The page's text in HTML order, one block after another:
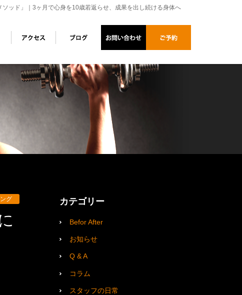
ッド」｜3ヶ月で心身を10歳若返らせ、成果を出し続ける身体へ
グ カテゴリー
Befor After
お知らせ
Q & A
コラム
スタッフの日常